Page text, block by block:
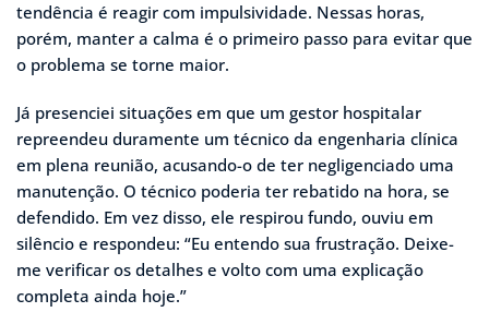
tendência é reagir com impulsividade. Nessas horas,
porém, manter a calma é o primeiro passo para evitar que
o problema se torne maior.
Já presenciei situações em que um gestor hospitalar
repreendeu duramente um técnico da engenharia clínica
em plena reunião, acusando-o de ter negligenciado uma
manutenção. O técnico poderia ter rebatido na hora, se
defendido. Em vez disso, ele respirou fundo, ouviu em
silêncio e respondeu: “Eu entendo sua frustração. Deixe-
me verificar os detalhes e volto com uma explicação
completa ainda hoje.”